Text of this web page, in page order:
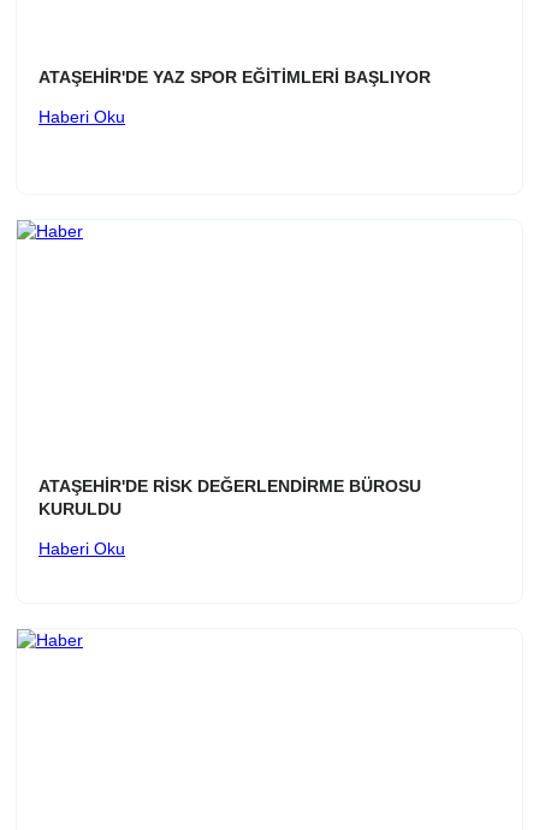
ATAŞEHİR'DE YAZ SPOR EĞİTİMLERİ BAŞLIYOR
Haberi Oku
ATAŞEHİR'DE RİSK DEĞERLENDİRME BÜROSU
KURULDU
Haberi Oku